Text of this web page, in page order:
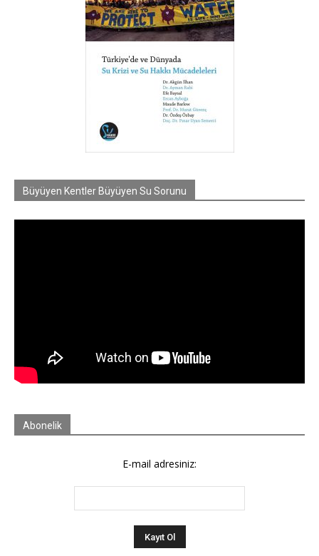
Büyüyen Kentler Büyüyen Su Sorunu
Abonelik
E-mail adresiniz: